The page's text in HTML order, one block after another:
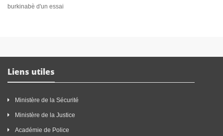
burkinabè d'un essai
Liens utiles
Ministère de la Sécurité
Ministère de la Justice
Académie de Police